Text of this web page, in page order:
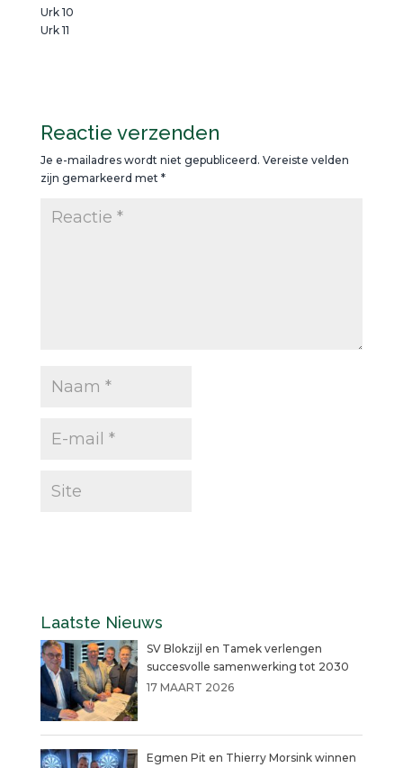
Urk 10
Urk 11
Reactie verzenden
Je e-mailadres wordt niet gepubliceerd. Vereiste velden
zijn gemarkeerd met *
Laatste Nieuws
SV Blokzijl en Tamek verlengen
succesvolle samenwerking tot 2030
17 MAART 2026
Egmen Pit en Thierry Morsink winnen